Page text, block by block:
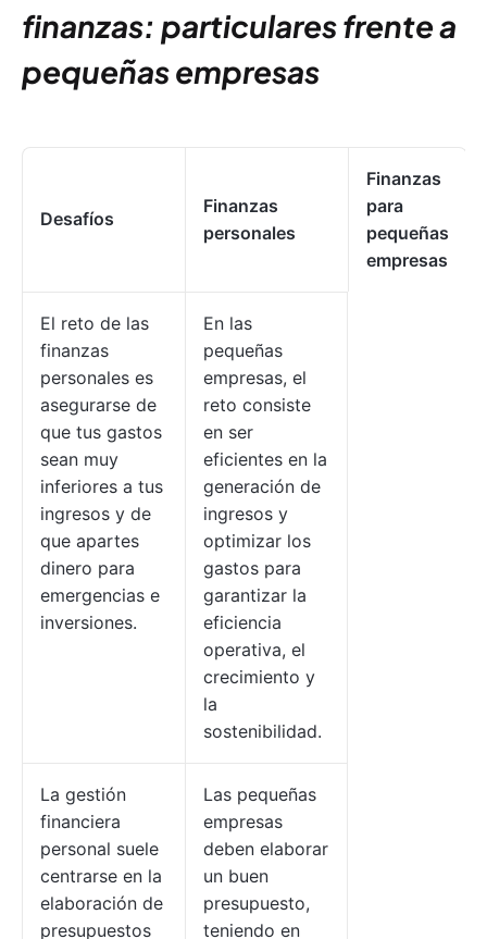
finanzas: particulares frente a
pequeñas empresas
Desafíos
Finanzas
personales
Finanzas
para
pequeñas
empresas
El reto de las
finanzas
personales es
asegurarse de
que tus gastos
sean muy
inferiores a tus
ingresos y de
que apartes
dinero para
emergencias e
inversiones.
En las
pequeñas
empresas, el
reto consiste
en ser
eficientes en la
generación de
ingresos y
optimizar los
gastos para
garantizar la
eficiencia
operativa, el
crecimiento y
la
sostenibilidad.
La gestión
financiera
personal suele
centrarse en la
elaboración de
presupuestos
Las pequeñas
empresas
deben elaborar
un buen
presupuesto,
teniendo en